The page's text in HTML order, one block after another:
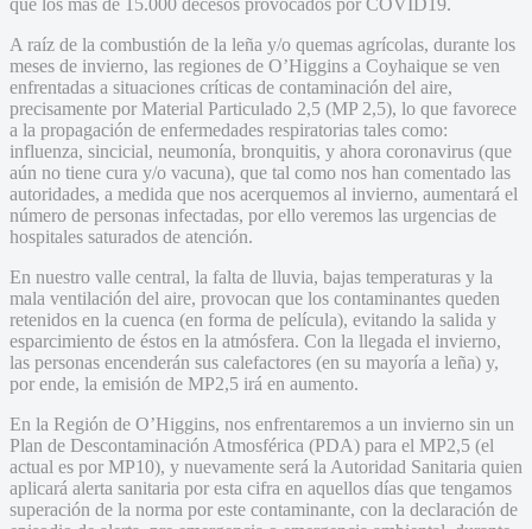
A raíz de la combustión de la leña y/o quemas agrícolas, durante los
meses de invierno, las regiones de O’Higgins a Coyhaique se ven
enfrentadas a situaciones críticas de contaminación del aire,
precisamente por Material Particulado 2,5 (MP 2,5), lo que favorece
a la propagación de enfermedades respiratorias tales como:
influenza, sincicial, neumonía, bronquitis, y ahora coronavirus (que
aún no tiene cura y/o vacuna), que tal como nos han comentado las
autoridades, a medida que nos acerquemos al invierno, aumentará el
número de personas infectadas, por ello veremos las urgencias de
hospitales saturados de atención.
En nuestro valle central, la falta de lluvia, bajas temperaturas y la
mala ventilación del aire, provocan que los contaminantes queden
retenidos en la cuenca (en forma de película), evitando la salida y
esparcimiento de éstos en la atmósfera. Con la llegada el invierno,
las personas encenderán sus calefactores (en su mayoría a leña) y,
por ende, la emisión de MP2,5 irá en aumento.
En la Región de O’Higgins, nos enfrentaremos a un invierno sin un
Plan de Descontaminación Atmosférica (PDA) para el MP2,5 (el
actual es por MP10), y nuevamente será la Autoridad Sanitaria quien
aplicará alerta sanitaria por esta cifra en aquellos días que tengamos
superación de la norma por este contaminante, con la declaración de